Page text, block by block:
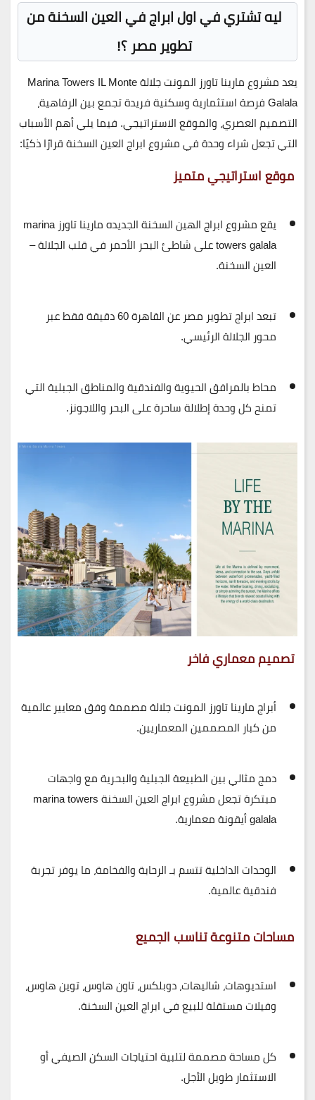
ليه تشتري في اول ابراج في العين السخنة من
تطوير مصر؟!
يعدمشروع مارينا تاورز المونت جلالةMarina Towers IL Monte
Galalaفرصة استثمارية وسكنية فريدة تجمع بين الرفاهية،
التصميم العصري، والموقع الاستراتيجي. فيما يلي أهم الأسباب
التي تجعل شراء وحدة في مشروع ابراج العين السخنة قرارًا ذكيًا:
موقع استراتيجي متميز
يقع مشروع ابراج الهين السخنة الجديده مارينا تاورز marina
towers galalaعلىشاطئ البحر الأحمر في قلبالجلالة –
العين السخنة.
تبعد ابراج تطوير مصر عنالقاهرة 60 دقيقة فقط
عبر
محور الجلالة الرئيسي.
محاط بالمرافق الحيوية والفندقية والمناطق الجبلية التي
تمنح كل وحدةإطلالة ساحرة على البحر واللاجونز.
تصميم معماري فاخر
أبراج مارينا تاورز المونت جلالة مصممة وفقمعايير عالمية
من كبار المصممين المعماريين.
دمج مثالي بينالطبيعة الجبلية والبحريةمع واجهات
مبتكرة تجعل مشروع ابراج العين السخنة marina towers
galala أيقونة معمارية.
الوحدات الداخلية تتسم بـالرحابة والفخامة، ما يوفر تجربة
فندقية عالمية.
مساحات متنوعة تناسب الجميع
استديوهات، شاليهات، دوبلكس، تاون هاوس، توين هاوس،
وفيلات مستقلة للبيع في ابراج العين السخنة.
كل مساحة مصممة لتلبية احتياجات السكن الصيفي أو
الاستثمار طويل الأجل.